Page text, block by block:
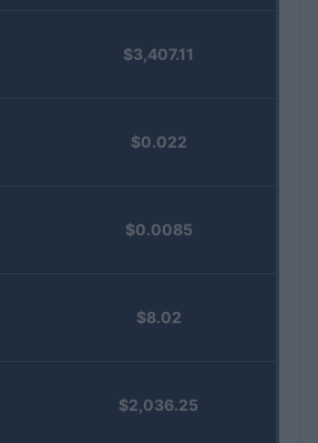
$3,407.11
$0.022
$0.0085
$8.02
$2,036.25